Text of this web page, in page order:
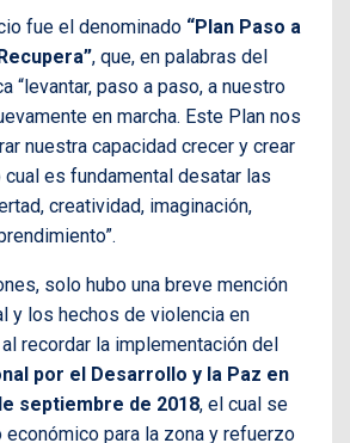
fue el denominado “Plan Paso a
, que, en palabras del
“levantar, paso a paso, a nuestro
en marcha. Este Plan nos
nuestra capacidad crecer y crear
es fundamental desatar las
creatividad, imaginación,
solo hubo una breve mención
y los hechos de violencia en
recordar la implementación del
por el Desarrollo y la Paz en
septiembre de 2018, el cual se
para la zona y refuerzo